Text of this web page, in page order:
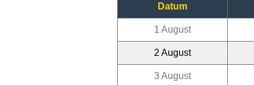
Datum
1 August
2 August
3 August